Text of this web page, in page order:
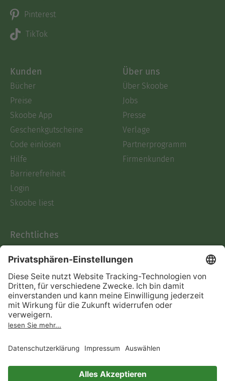
Pinterest
TikTok
Kunden
Bücher
Preise
Skoobe App
Geschenkgutscheine
Code einlösen
Hilfe
Barrierefreiheit
Login
Skoobe liest
Über uns
Über Skoobe
Jobs
Presse
Verlage
Partnerprogramm
Firmenkunden
Rechtliches
AGB
Informationen nach Data
Act
Verträge hier kündigen
Impressum